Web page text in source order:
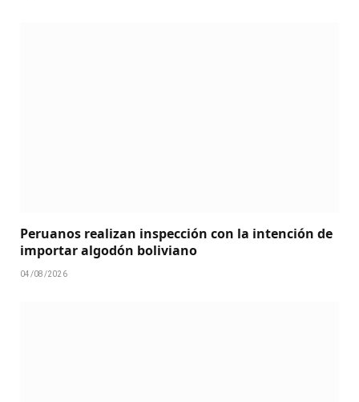
Peruanos realizan inspección con la intención de
importar algodón boliviano
04/08/2026